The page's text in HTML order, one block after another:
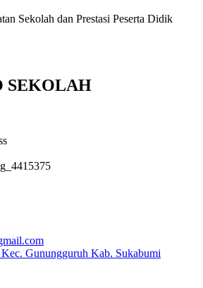
Sekolah dan Prestasi Peserta Didik
SEKOLAH
Gunungguruh Kab. Sukabumi